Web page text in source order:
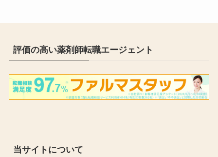
評価の高い薬剤師転職エージェント
当サイトについて